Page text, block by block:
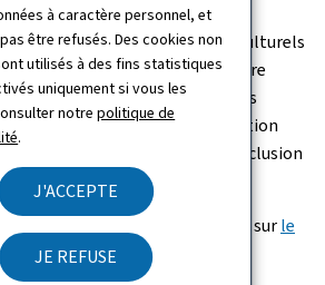
à caractère personnel, et
être refusés. Des cookies non
utilisés à des fins statistiques
uniquement si vous les
notrepolitique de
.
J'ACCEPTE
JE REFUSE
la réalisation de projets culturels
qui sont difficilement en mesure
droit à la culture ainsi que les
culture comme outil d'intervention
enjeux sociaux et contre l'exclusion
et les détails sont à retrouver surle
Culture.